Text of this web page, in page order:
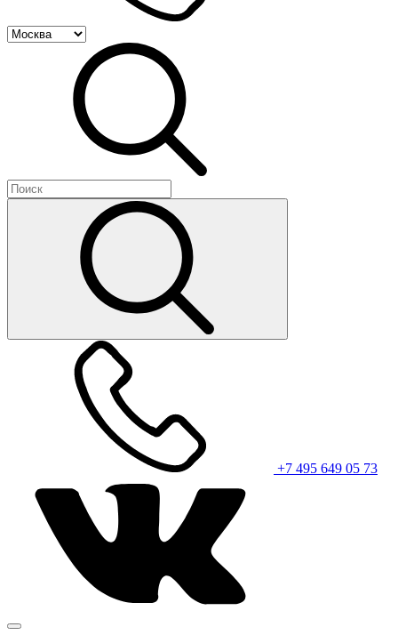
+7 495 649 05 73